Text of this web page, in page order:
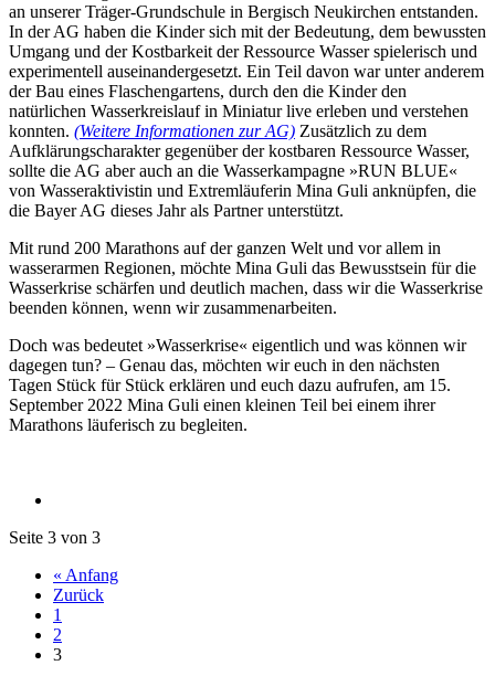
an unserer Träger-Grundschule in Bergisch Neukirchen entstanden.
In der AG haben die Kinder sich mit der Bedeutung, dem bewussten
Umgang und der Kostbarkeit der Ressource Wasser spielerisch und
experimentell auseinandergesetzt. Ein Teil davon war unter anderem
der Bau eines Flaschengartens, durch den die Kinder den
natürlichen Wasserkreislauf in Miniatur live erleben und verstehen
konnten. (Weitere Informationen zur AG) Zusätzlich zu dem
Aufklärungscharakter gegenüber der kostbaren Ressource Wasser,
sollte die AG aber auch an die Wasserkampagne »RUN BLUE«
von Wasseraktivistin und Extremläuferin Mina Guli anknüpfen, die
die Bayer AG dieses Jahr als Partner unterstützt.
Mit rund 200 Marathons auf der ganzen Welt und vor allem in
wasserarmen Regionen, möchte Mina Guli das Bewusstsein für die
Wasserkrise schärfen und deutlich machen, dass wir die Wasserkrise
beenden können, wenn wir zusammenarbeiten.
Doch was bedeutet »Wasserkrise« eigentlich und was können wir
dagegen tun? – Genau das, möchten wir euch in den nächsten
Tagen Stück für Stück erklären und euch dazu aufrufen, am 15.
September 2022 Mina Guli einen kleinen Teil bei einem ihrer
Marathons läuferisch zu begleiten.
Seite 3 von 3
« Anfang
Zurück
1
2
3